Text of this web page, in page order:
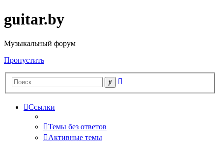
guitar.by
Музыкальный форум
Пропустить
Поиск
Ссылки
Темы без ответов
Активные темы